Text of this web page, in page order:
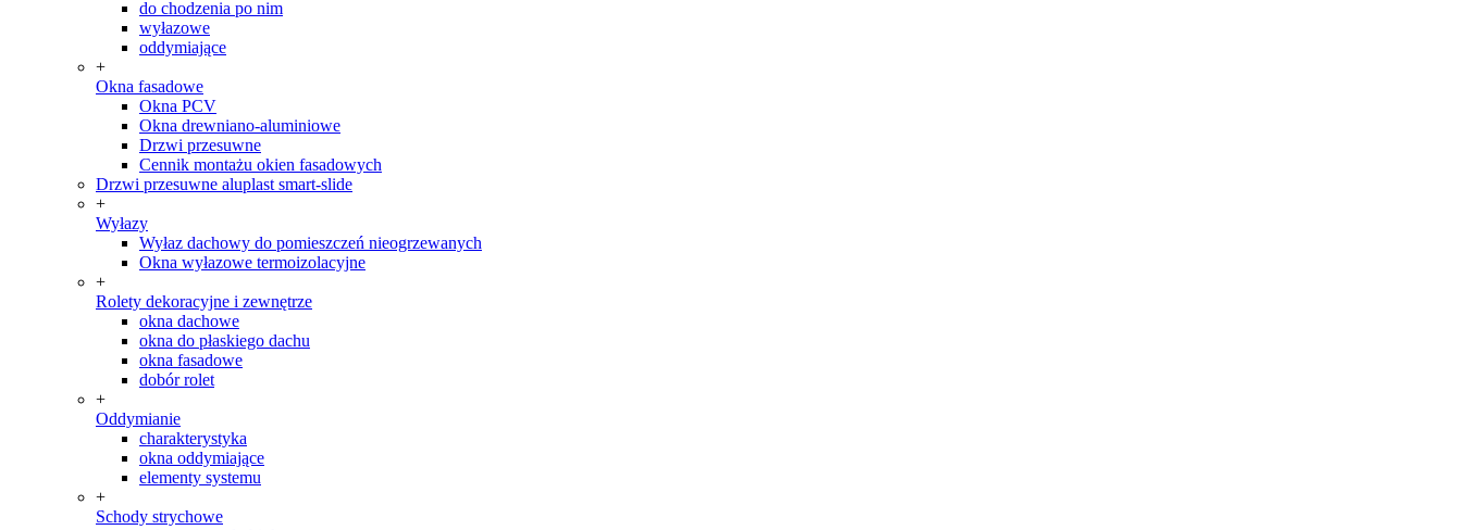
do chodzenia po nim
wyłazowe
oddymiające
+
Okna fasadowe
Okna PCV
Okna drewniano-aluminiowe
Drzwi przesuwne
Cennik montażu okien fasadowych
Drzwi przesuwne aluplast smart-slide
+
Wyłazy
Wyłaz dachowy do pomieszczeń nieogrzewanych
Okna wyłazowe termoizolacyjne
+
Rolety dekoracyjne i zewnętrze
okna dachowe
okna do płaskiego dachu
okna fasadowe
dobór rolet
+
Oddymianie
charakterystyka
okna oddymiające
elementy systemu
+
Schody strychowe